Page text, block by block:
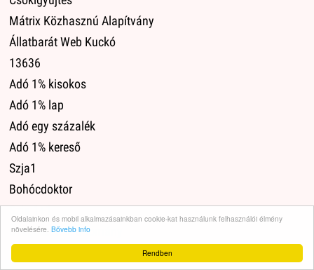
Rendben
Oldalainkon és mobil alkalmazásainkban cookie-kat használunk felhasználói élmény
növelésére. Bővebb info
Mátrix Közhasznú Alapítvány
Állatbarát Web Kuckó
13636
Adó 1% kisokos
Adó 1% lap
Adó egy százalék
Adó 1% kereső
Szja1
Bohócdoktor
Szja 1+1
Üvegbetét díj adomány